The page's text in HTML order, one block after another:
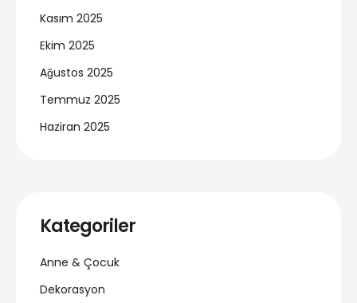
Kasım 2025
Ekim 2025
Ağustos 2025
Temmuz 2025
Haziran 2025
Kategoriler
Anne & Çocuk
Dekorasyon